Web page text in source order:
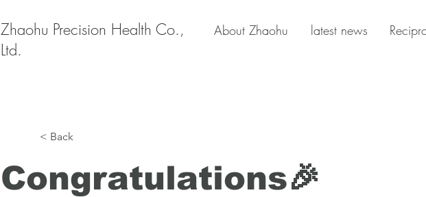
Zhaohu Precision Health Co.,
Ltd.
About Zhaohu latest news
< Back
Congratulations🎉